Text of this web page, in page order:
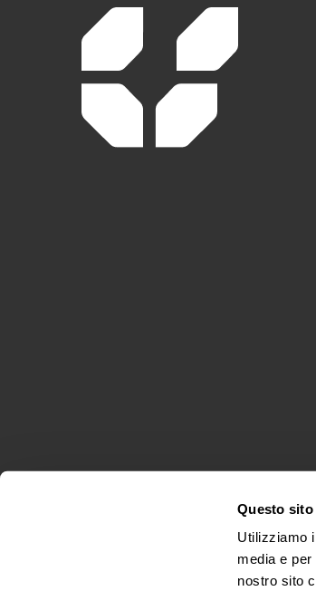
Questo
Utilizziamo
media e
nostro sito